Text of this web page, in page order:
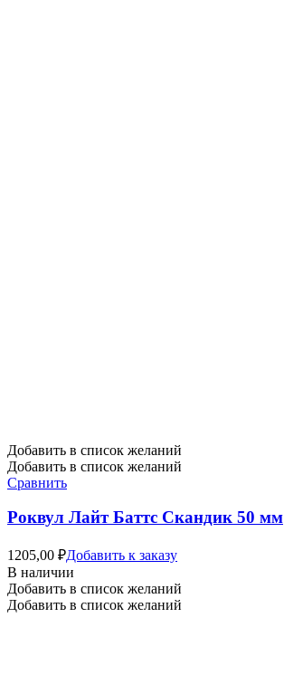
Добавить в список желаний
Добавить в список желаний
Сравнить
Роквул Лайт Баттс Скандик 50 мм
1205,00 ₽Добавить к заказу
В наличии
Добавить в список желаний
Добавить в список желаний